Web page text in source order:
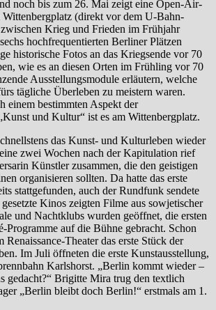
noch bis zum 26. Mai zeigt eine Open-Air-
(direkt vor dem U-Bahn-
zwischen Krieg und Frieden im Frühjahr
hochfrequentierten Berliner Plätzen
historische Fotos an das Kriegsende vor 70
wie es an diesen Orten im Frühling vor 70
Ausstellungsmodule erläutern, welche
tägliche Überleben zu meistern waren.
einem bestimmten Aspekt der
und Kultur“ ist es am Wittenbergplatz.
das Kunst- und Kulturleben wieder
zwei Wochen nach der Kapitulation rief
Künstler zusammen, die den geistigen
organisieren sollten. Da hatte das erste
stattgefunden, auch der Rundfunk sendete
Kinos zeigten Filme aus sowjetischer
und Nachtklubs wurden geöffnet, die ersten
Programme auf die Bühne gebracht. Schon
Theater das erste Stück der
Im Juli öffneten die erste Kunstausstellung,
Karlshorst. „Berlin kommt wieder –
gedacht?“ Brigitte Mira trug den textlich
„Berlin bleibt doch Berlin!“ erstmals am 1.